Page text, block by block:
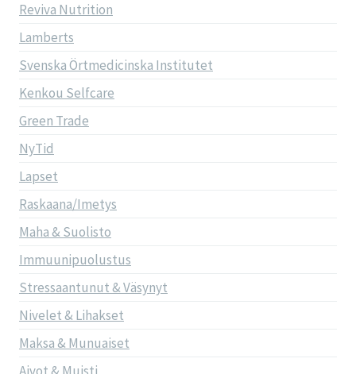
Reviva Nutrition
Lamberts
Svenska Örtmedicinska Institutet
Kenkou Selfcare
Green Trade
NyTid
Lapset
Raskaana/Imetys
Maha & Suolisto
Immuunipuolustus
Stressaantunut & Väsynyt
Nivelet & Lihakset
Maksa & Munuaiset